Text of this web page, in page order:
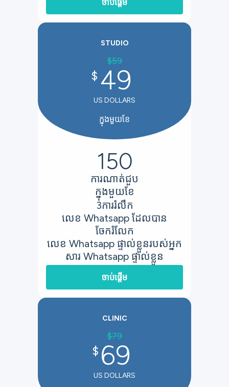
ចាប់ផ្តើម
STUDIO
$59
$ 49
US DOLLARS
ក្នុងមួយខែ
150
ការណាត់ជួប
ក្នុងមួយខែ
3ការរំលឹក
លេខ Whatsapp ដែលបាន
ចែករំលែក
លេខ Whatsapp ផ្ទាល់ខ្លួនរបស់អ្នក
សារ Whatsapp ផ្ទាល់ខ្លួន
ចាប់ផ្តើម
CLINIC
$79
$ 69
US DOLLARS